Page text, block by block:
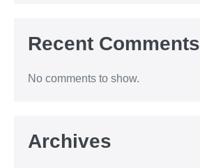
Recent Comments
No comments to show.
Archives